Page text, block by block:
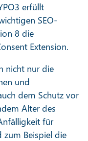
erfüllt
SEO-
8 die
Extension.
nicht nur die
und
dem Schutz vor
Alter des
für
zum Beispiel die